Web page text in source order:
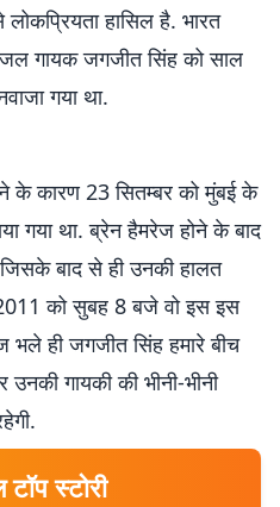
हासिल है. भारत
गायक जगजीत सिंह को साल
गया था.
के कारण 23 सितम्बर को मुंबई के
गया था. ब्रेन हैमरेज होने के बाद
बाद से ही उनकी हालत
को सुबह 8 बजे वो इस इस
ही जगजीत सिंह हमारे बीच
गायकी की भीनी-भीनी
स्टोरी